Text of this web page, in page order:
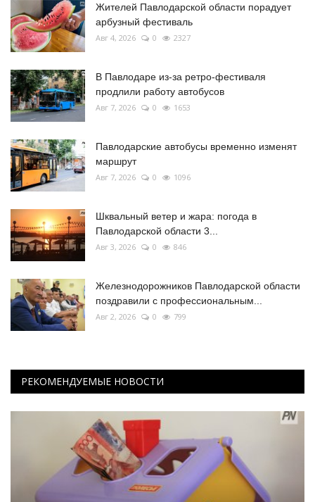
Жителей Павлодарской области порадует
арбузный фестиваль
Авг 4, 2026 0 2327
В Павлодаре из-за ретро-фестиваля
продлили работу автобусов
Авг 7, 2026 0 1653
Павлодарские автобусы временно изменят
маршрут
Авг 7, 2026 0 1096
Шквальный ветер и жара: погода в
Павлодарской области 3...
Авг 3, 2026 0 846
Железнодорожников Павлодарской области
поздравили с профессиональным...
Авг 2, 2026 0 799
РЕКОМЕНДУЕМЫЕ НОВОСТИ